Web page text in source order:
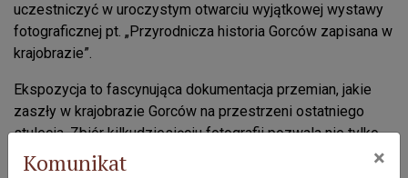
uczestniczyć w uroczystym otwarciu wyjątkowej wystawy
fotograficznej pt. „Przyrodnicza historia Gorców zapisana w
krajobrazie”.
Ekspozycja to fascynująca dokumentacja przemian, jakie
zaszły w krajobrazie Gorców na przestrzeni ostatniego
stulecia. Zbiór kilkudziesięciu fotografii pozwala nie tylko
dostrzec skalę zmian antropogenicznych i naturalnych, ale
Komunikat ×